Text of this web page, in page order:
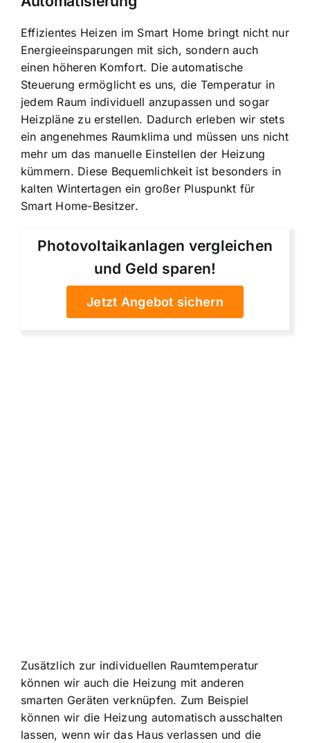
Effizientes Heizen im Smart Home bringt nicht nur
Energieeinsparungen mit sich, sondern auch
einen höheren Komfort. Die automatische
Steuerung ermöglicht es uns, die Temperatur in
jedem Raum individuell anzupassen und sogar
Heizpläne zu erstellen. Dadurch erleben wir stets
ein angenehmes Raumklima und müssen uns nicht
mehr um das manuelle Einstellen der Heizung
kümmern. Diese Bequemlichkeit ist besonders in
kalten Wintertagen ein großer Pluspunkt für
Smart Home-Besitzer.
Photovoltaikanlagen vergleichen
und Geld sparen!
Jetzt Angebot sichern
Zusätzlich zur individuellen Raumtemperatur
können wir auch die Heizung mit anderen
smarten Geräten verknüpfen. Zum Beispiel
können wir die Heizung automatisch ausschalten
lassen, wenn wir das Haus verlassen und die